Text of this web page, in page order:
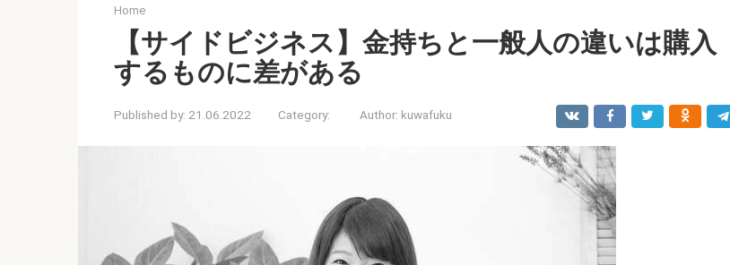
Home
【サイドビジネス】金持ちと一般人の違いは購入
するものに差がある
Published by: 21.06.2022 Category: Author: kuwafuku